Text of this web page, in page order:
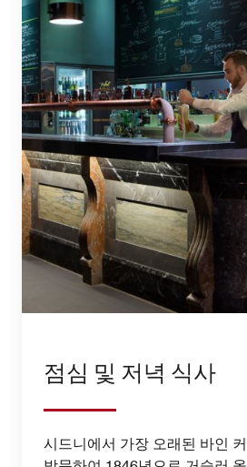
점심 및 저녁 식사
시드니에서 가장 오래된 바인